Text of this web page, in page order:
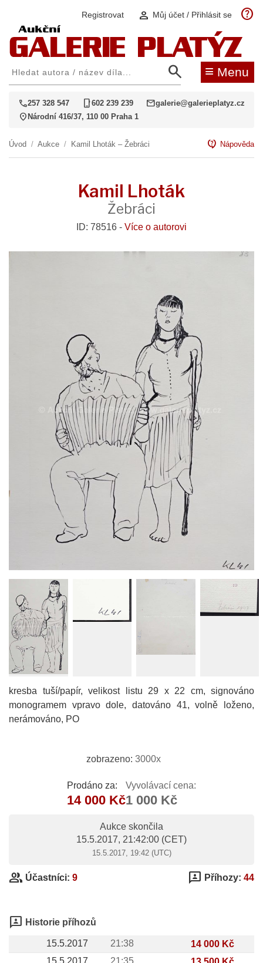
Registrovat person Můj účet / Přihlásit se help
search ≡ Menu
call257 328 547 phone_iphone602 239 239 mailgalerie@galerieplatyz.cz
location_on Národní 416/37, 110 00 Praha 1
Úvod / Aukce / Kamil Lhoták – Žebráci contact_support Nápověda
Kamil Lhoták
Žebráci
ID: 78516 - Více o autorovi
kresba tuší/papír, velikost listu 29 x 22 cm, signováno
monogramem vpravo dole, datováno 41, volně loženo,
nerámováno, PO
zobrazeno: 3000x
Prodáno za:
14 000 Kč
Vyvolávací cena:
1 000 Kč
Aukce skončila
15.5.2017, 21:42:00 (CET)
15.5.2017, 19:42 (UTC)
group Účastníci: 9 3p Příhozy: 44
3p Historie příhozů
15.5.2017 21:38
14 000 Kč